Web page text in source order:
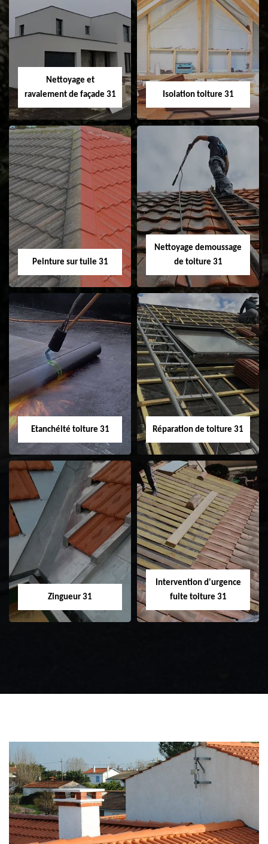
Pose et
changement de
fenêtre de toit et
Velux 31
Nettoyage et pose
Nettoyage et
ravalement de façade 31
Nettoyage et
ravalement de
façade 31
Isolation toiture 31
Isolation toiture 31
Peinture sur tuile 31
Peinture sur tuile
31
Nettoyage demoussage
de toiture 31
Nettoyage
demoussage de
toiture 31
Etanchéité toiture 31
Etanchéité toiture
31
Réparation de toiture 31
Réparation de
toiture 31
Zingueur 31
Intervention d'urgence
fuite toiture 31